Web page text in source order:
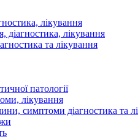
лiкування
лікування
та лікування
патології
лікування
симптоми діагностика та